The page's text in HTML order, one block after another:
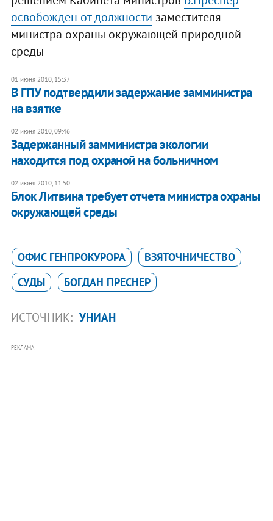
освобожден от должности заместителя
министра охраны окружающей природной
среды
01 июня 2010, 15:37
В ГПУ подтвердили задержание замминистра
на взятке
02 июня 2010, 09:46
Задержанный замминистра экологии
находится под охраной на больничном
02 июня 2010, 11:50
Блок Литвина требует отчета министра охраны
окружающей среды
ОФИС ГЕНПРОКУРОРА
ВЗЯТОЧНИЧЕСТВО
СУДЫ
БОГДАН ПРЕСНЕР
ИСТОЧНИК: УНИАН
РЕКЛАМА